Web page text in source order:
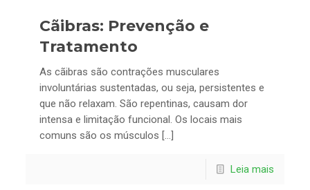
Cãibras: Prevenção e
Tratamento
As cãibras são contrações musculares
involuntárias sustentadas, ou seja, persistentes e
que não relaxam. São repentinas, causam dor
intensa e limitação funcional. Os locais mais
comuns são os músculos […]
Leia mais